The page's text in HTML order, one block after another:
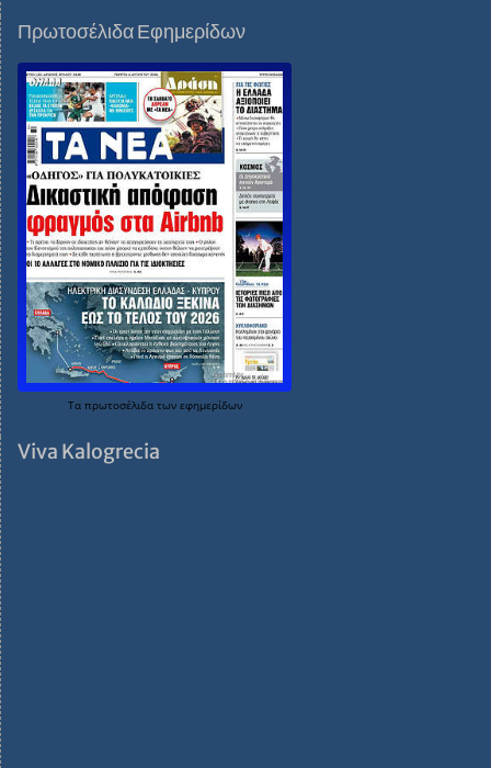
Πρωτοσέλιδα Εφημερίδων
Τα πρωτοσέλιδα των εφημερίδων
Viva Kalogrecia